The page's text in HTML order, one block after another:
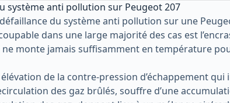
système anti pollution sur Peugeot 207
du système anti pollution sur une
dans une large majorité des cas est
monte jamais suffisamment en température
de la contre-pression d’échappement
des gaz brûlés, souffre d’une